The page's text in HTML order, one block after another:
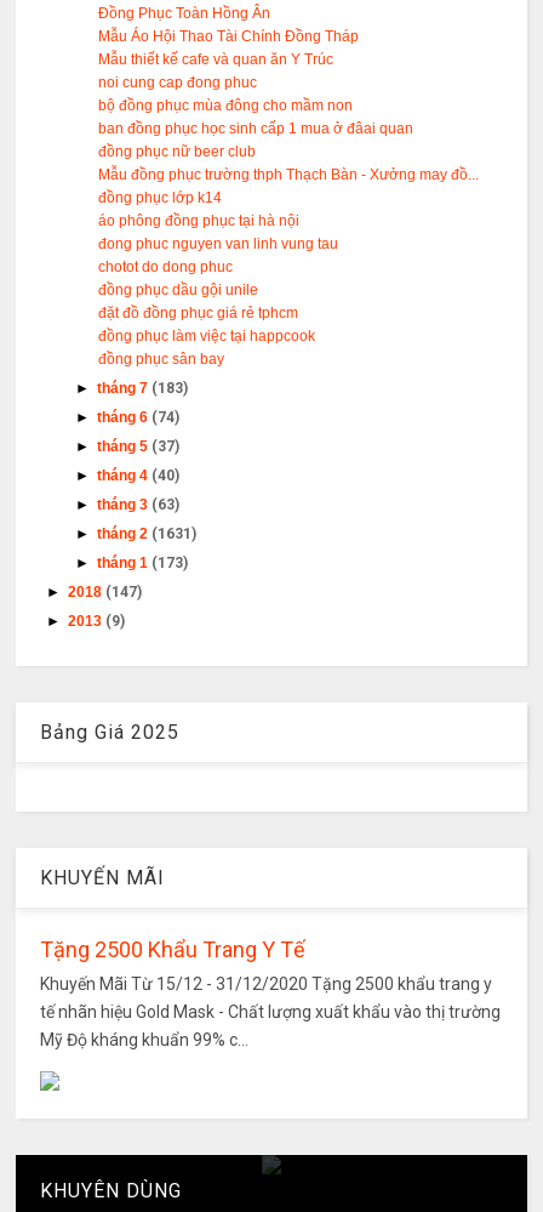
Đồng Phục Toàn Hồng Ân
Mẫu Áo Hội Thao Tài Chính Đồng Tháp
Mẫu thiết kế cafe và quan ăn Y Trúc
noi cung cap đong phuc
bộ đồng phục mùa đông cho mầm non
ban đồng phục học sinh cấp 1 mua ở đâai quan
đồng phục nữ beer club
Mẫu đồng phục trường thph Thạch Bàn - Xưởng may đồ...
đồng phục lớp k14
áo phông đồng phục tại hà nội
đong phuc nguyen van linh vung tau
chotot do dong phuc
đồng phục dầu gội unile
đặt đồ đồng phục giá rẻ tphcm
đồng phục làm việc tại happcook
đồng phục sân bay
►tháng 7 (183)
►tháng 6 (74)
►tháng 5 (37)
►tháng 4 (40)
►tháng 3 (63)
►tháng 2 (1631)
►tháng 1 (173)
►2018 (147)
►2013 (9)
Bảng Giá 2025
KHUYẾN MÃI
Tặng 2500 Khẩu Trang Y Tế
Khuyến Mãi Từ 15/12 - 31/12/2020 Tặng 2500 khẩu trang y
tế nhãn hiệu Gold Mask - Chất lượng xuất khẩu vào thị trường
Mỹ Độ kháng khuẩn 99% c...
KHUYÊN DÙNG